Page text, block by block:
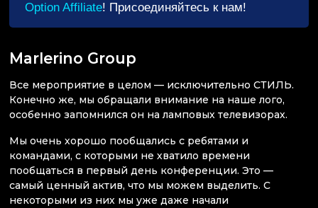
Option Affiliate! Присоединяйтесь к нам!
Marlerino Group
Все мероприятие в целом — исключительно СТИЛЬ.
Конечно же, мы обращали внимание на наше лого,
особенно запомнился он на ламповых телевизорах.
Мы очень хорошо пообщались с ребятами и
командами, с которыми не хватило времени
пообщаться в первый день конференции. Это —
самый ценный актив, что мы можем выделить. С
некоторыми из них мы уже даже начали